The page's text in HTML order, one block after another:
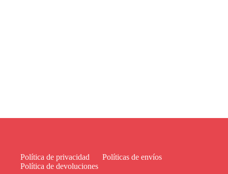
Política de privacidad
Políticas de envíos
Política de devoluciones